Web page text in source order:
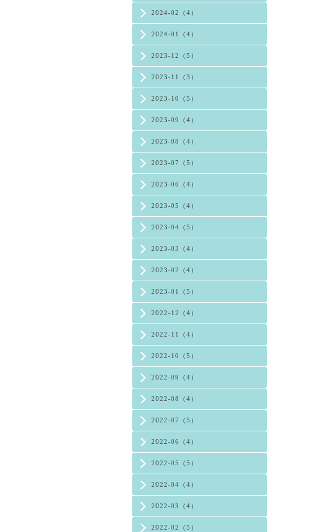
2024-02（4）
2024-01（4）
2023-12（5）
2023-11（3）
2023-10（5）
2023-09（4）
2023-08（4）
2023-07（5）
2023-06（4）
2023-05（4）
2023-04（5）
2023-03（4）
2023-02（4）
2023-01（5）
2022-12（4）
2022-11（4）
2022-10（5）
2022-09（4）
2022-08（4）
2022-07（5）
2022-06（4）
2022-05（5）
2022-04（4）
2022-03（4）
2022-02（5）